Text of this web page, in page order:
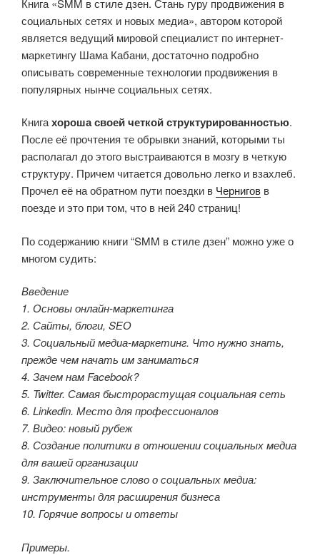
Книга «SMM в стиле дзен. Стань гуру продвижения в
социальных сетях и новых медиа», автором которой
является ведущий мировой специалист по интернет-
маркетингу Шама Кабани, достаточно подробно
описывать современные технологии продвижения в
популярных нынче социальных сетях.
Книгахороша своей четкой структурированностью.
После её прочтения те обрывки знаний, которыми ты
располагал до этого выстраиваются в мозгу в четкую
структуру. Причем читается довольно легко и взахлеб.
Прочел её на обратном пути поездки в Чернигов в
поезде и это при том, что в ней 240 страниц!
По содержанию книги “SMM в стиле дзен” можно уже о
многом судить:
Введение
1. Основы онлайн-маркетинга
2. Сайты, блоги, SЕО
3. Социальный медиа-маркетинг. Что нужно знать,
прежде чем начать им заниматься
4. Зачем нам Facebook?
5. Twitter. Самая быстрорастущая социальная сеть
6. Linkedin. Место для профессионалов
7. Видео: новый рубеж
8. Создание политики в отношении социальных медиа
для вашей организации
9. Заключительное слово о социальных медиа:
инструменты для расширения бизнеса
10. Горячие вопросы и ответы
Примеры.